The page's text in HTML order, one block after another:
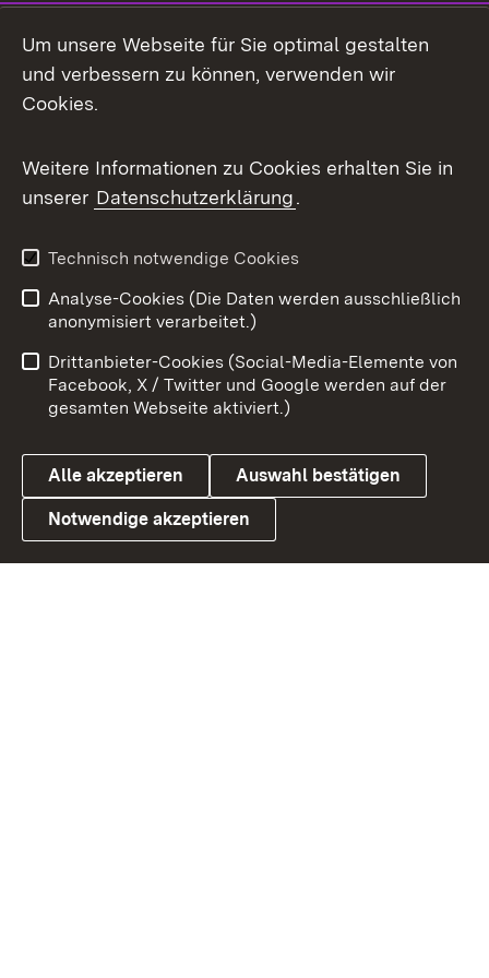
Facebook
X / Twitter
Youtube
Link zum Landesportal
Impressum
Kontakt
Barrierefreiheit
Datenschutz
Cookies
Um unsere Webseite für Sie optimal gestalten
und verbessern zu können, verwenden wir
Cookies.
Weitere Informationen zu Cookies erhalten Sie in
unserer Datenschutzerklärung.
Technisch notwendige Cookies
Analyse-Cookies (Die Daten werden ausschließlich
anonymisiert verarbeitet.)
Drittanbieter-Cookies (Social-Media-Elemente von
Facebook, X / Twitter und Google werden auf der
gesamten Webseite aktiviert.)
Alle akzeptieren Auswahl bestätigen
Notwendige akzeptieren